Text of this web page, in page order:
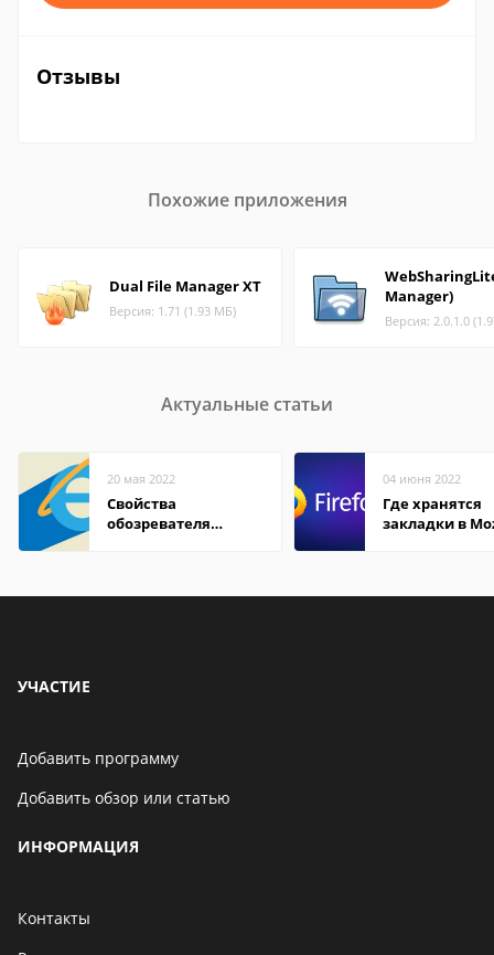
Отзывы
Похожие приложения
Dual File Manager XT
Версия: 1.71 (1.93 МБ)
Manager)
Версия: 2.0.1.0
Актуальные статьи
20 мая 2022
Свойства
обозревателя
04 июня 2022
Где хранятся
закладки в
УЧАСТИЕ
Добавить программу
Добавить обзор или статью
ИНФОРМАЦИЯ
Контакты